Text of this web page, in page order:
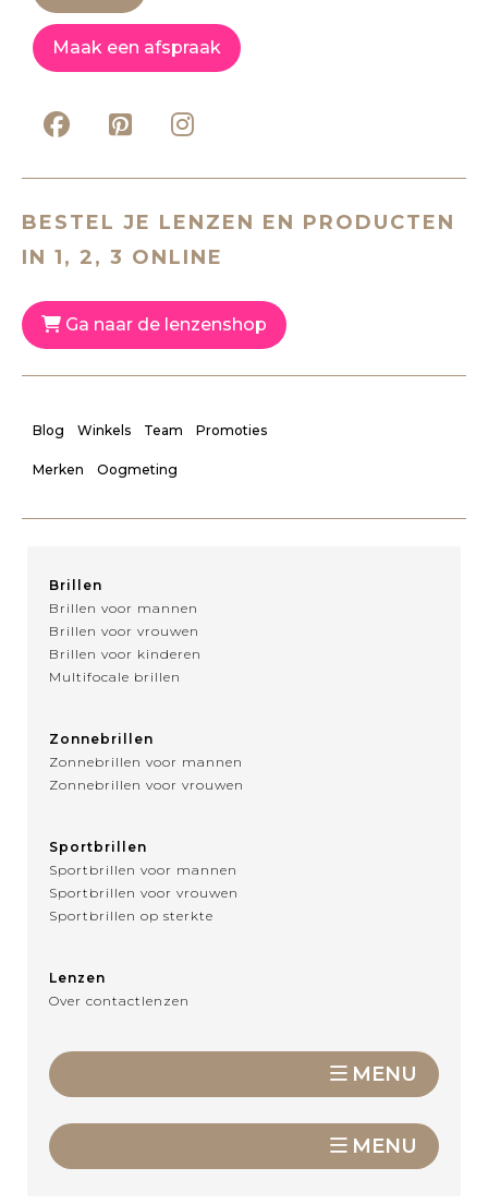
Maak een afspraak
BESTEL JE LENZEN EN PRODUCTEN
IN 1, 2, 3 ONLINE
Ga naar de lenzenshop
Blog Winkels Team Promoties
Merken Oogmeting
Brillen
Brillen voor mannen
Brillen voor vrouwen
Brillen voor kinderen
Multifocale brillen
Zonnebrillen
Zonnebrillen voor mannen
Zonnebrillen voor vrouwen
Sportbrillen
Sportbrillen voor mannen
Sportbrillen voor vrouwen
Sportbrillen op sterkte
Lenzen
Over contactlenzen
MENU
MENU